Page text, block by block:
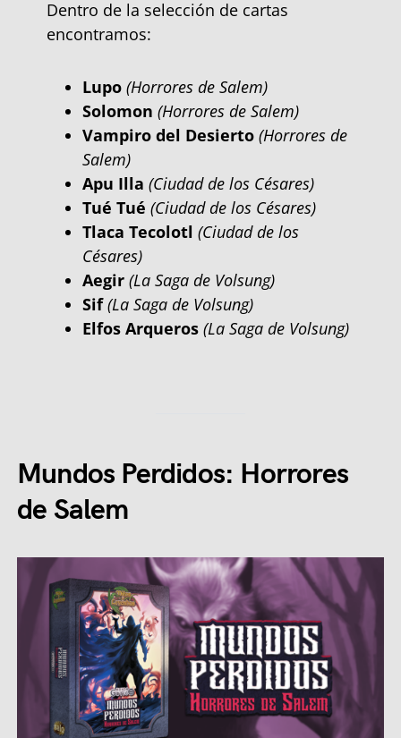
Dentro de la selección de cartas
encontramos:
Lupo (Horrores de Salem)
Solomon (Horrores de Salem)
Vampiro del Desierto (Horrores de
Salem)
Apu Illa (Ciudad de los Césares)
Tué Tué (Ciudad de los Césares)
Tlaca Tecolotl (Ciudad de los
Césares)
Aegir (La Saga de Volsung)
Sif (La Saga de Volsung)
Elfos Arqueros (La Saga de Volsung)
Mundos Perdidos: Horrores
de Salem